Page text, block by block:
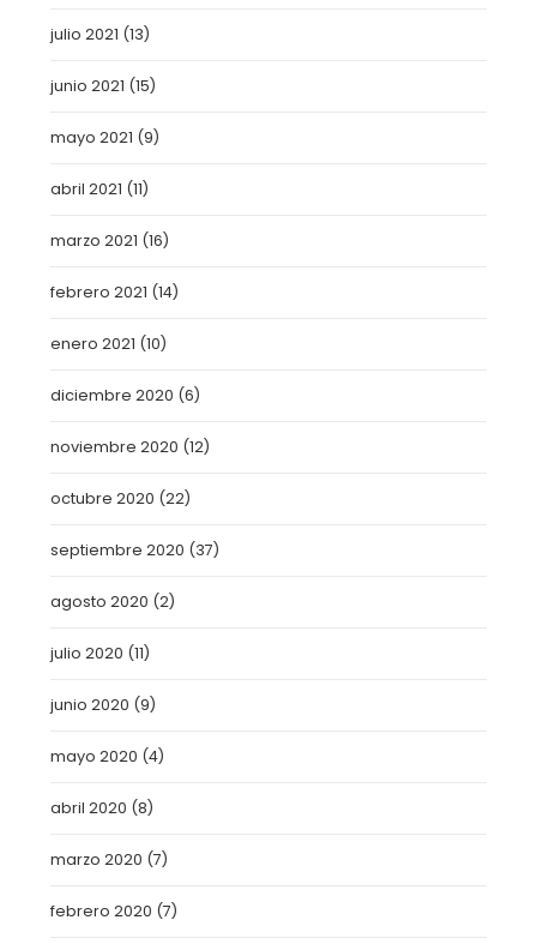
julio 2021 (13)
junio 2021 (15)
mayo 2021 (9)
abril 2021 (11)
marzo 2021 (16)
febrero 2021 (14)
enero 2021 (10)
diciembre 2020 (6)
noviembre 2020 (12)
octubre 2020 (22)
septiembre 2020 (37)
agosto 2020 (2)
julio 2020 (11)
junio 2020 (9)
mayo 2020 (4)
abril 2020 (8)
marzo 2020 (7)
febrero 2020 (7)